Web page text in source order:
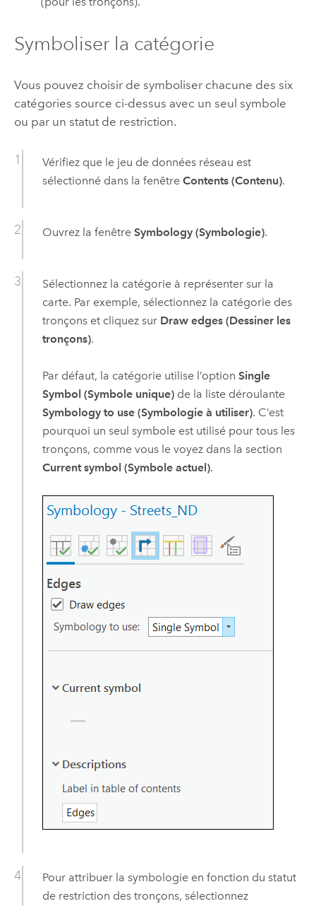
Symboliser la catégorie
Vous pouvez choisir de symboliser chacune des six
catégories source ci-dessus avec un seul symbole
ou par un statut de restriction.
Vérifiez que le jeu de données réseau est
sélectionné dans la fenêtre Contents (Contenu).
Ouvrez la fenêtre Symbology (Symbologie).
Sélectionnez la catégorie à représenter sur la
carte. Par exemple, sélectionnez la catégorie des
tronçons et cliquez sur Draw edges (Dessiner les
tronçons).
Par défaut, la catégorie utilise l’option Single
Symbol (Symbole unique)de la liste déroulante
Symbology to use (Symbologie à utiliser). C’est
pourquoi un seul symbole est utilisé pour tous les
tronçons, comme vous le voyez dans la section
Current symbol (Symbole actuel).
Pour attribuer la symbologie en fonction du statut
de restriction des tronçons, sélectionnez